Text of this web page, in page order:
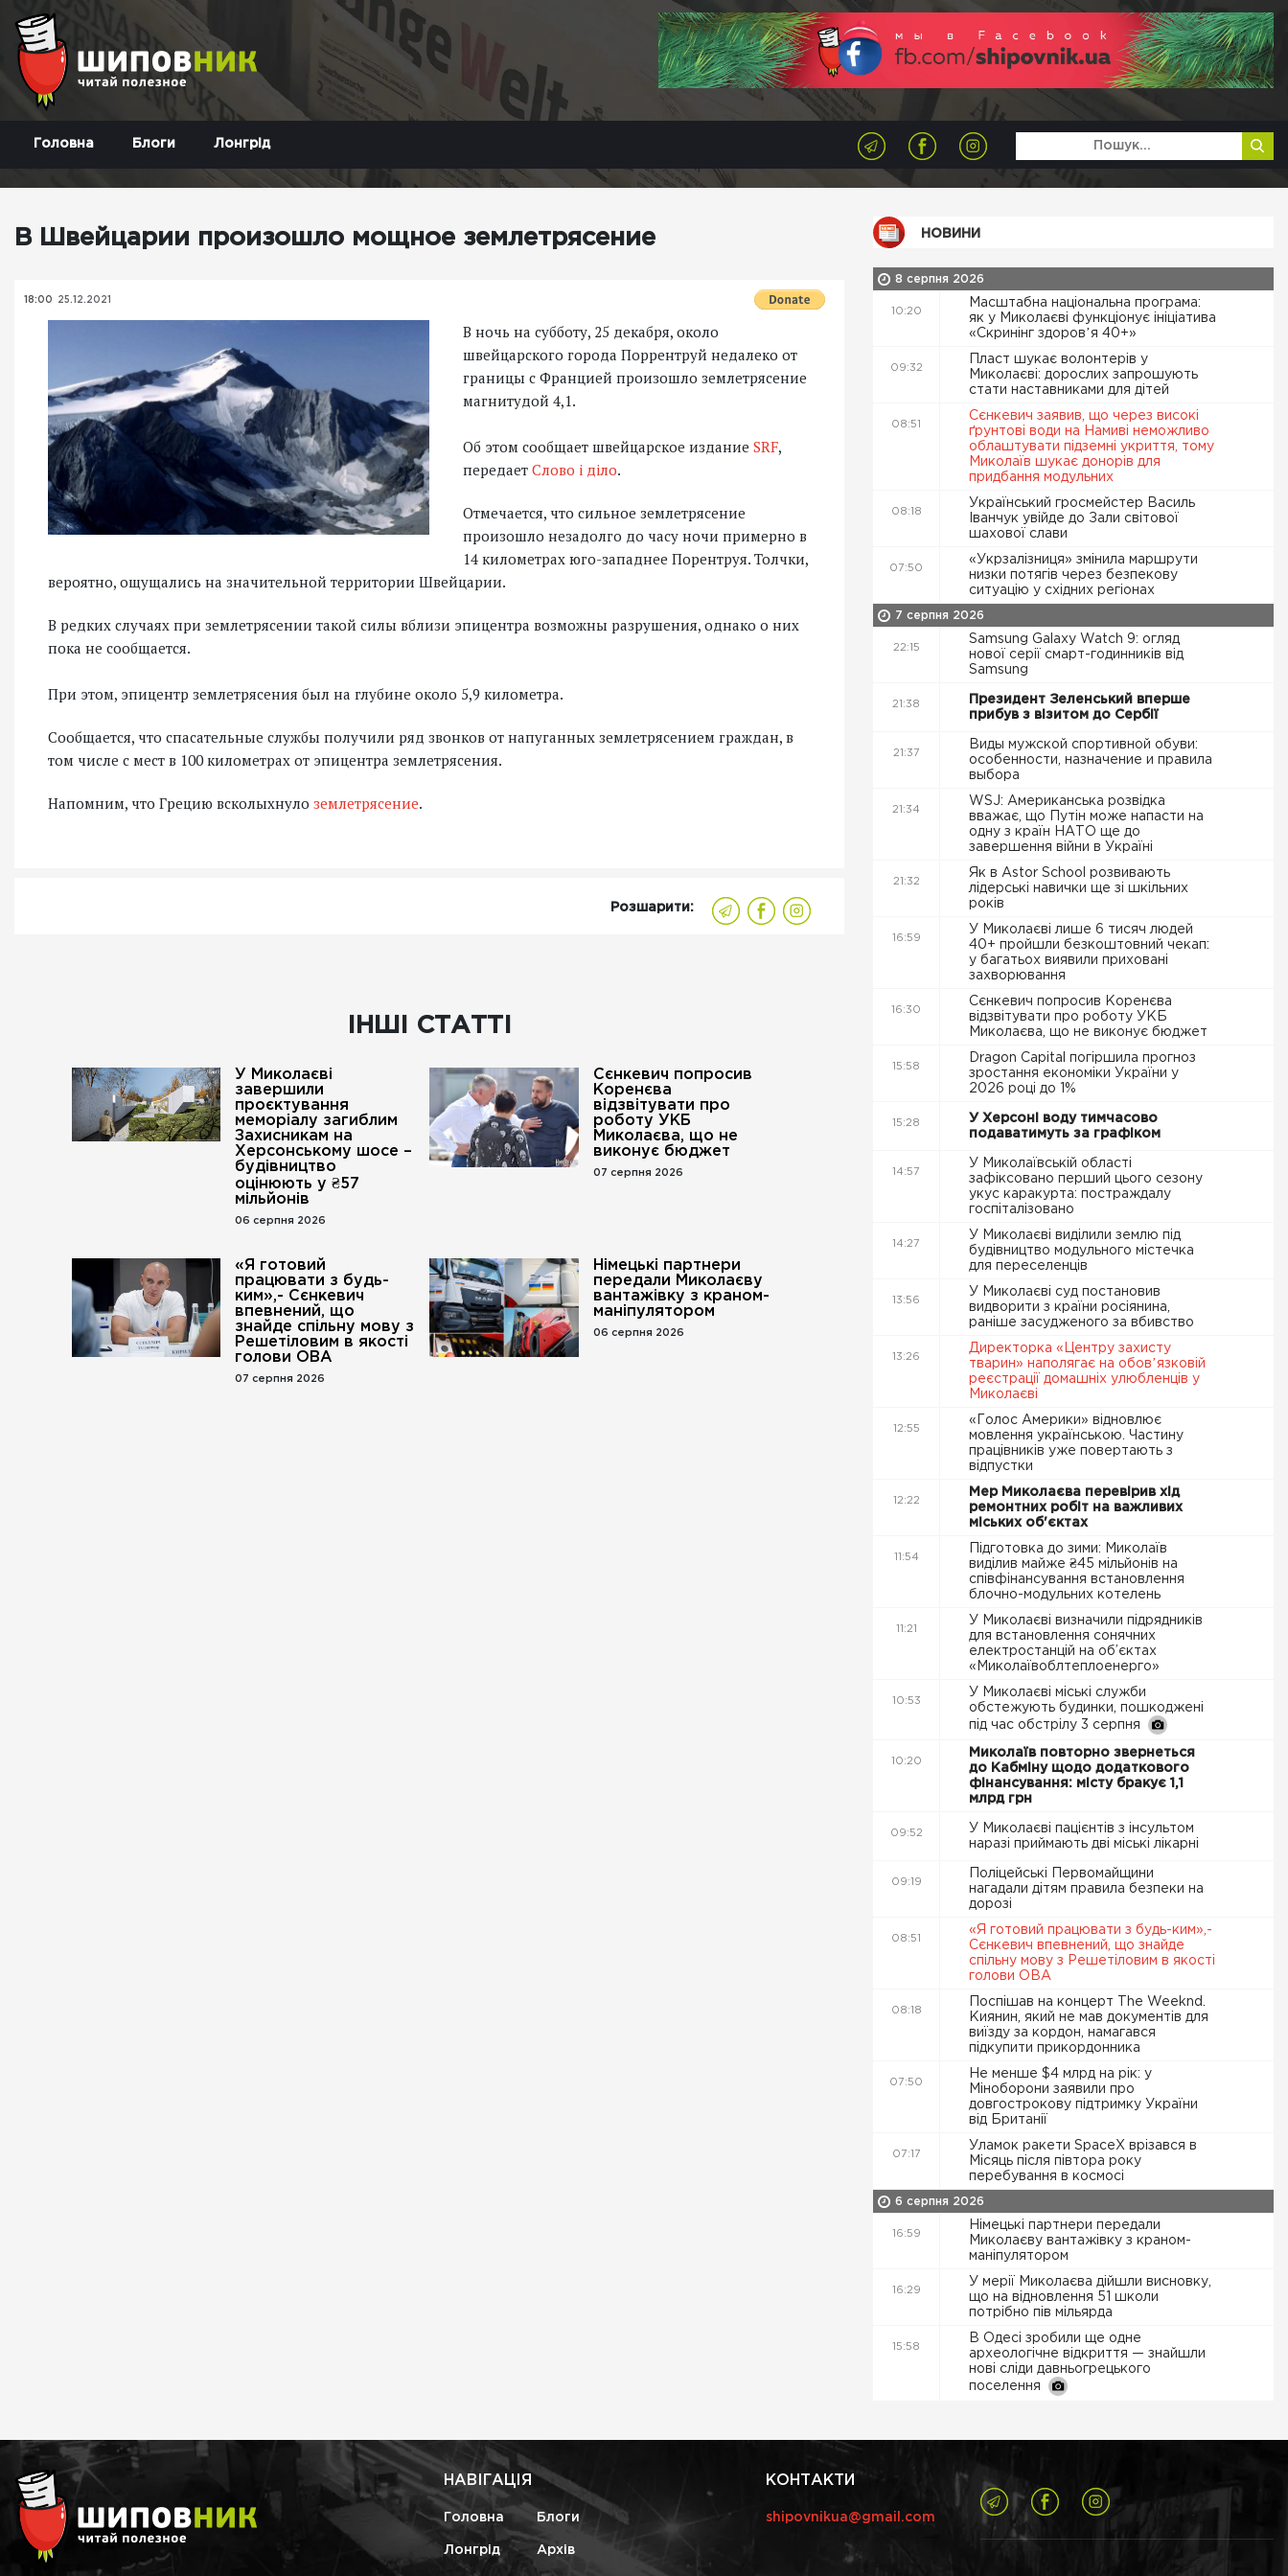
Головна Блоги Лонгрід
В Швейцарии произошло мощное землетрясение
18:00 25.12.2021
В ночь на субботу, 25 декабря, около
швейцарского города Поррентруй недалеко от
границы с Францией произошло землетрясение
магнитудой 4,1.
Об этом сообщает швейцарское издание SRF,
передает Слово і діло.
Отмечается, что сильное землетрясение
произошло незадолго до часу ночи примерно в
14 километрах юго-западнее Порентруя. Толчки,
вероятно, ощущались на значительной территории Швейцарии.
В редких случаях при землетрясении такой силы вблизи эпицентра возможны разрушения, однако о них
пока не сообщается.
При этом, эпицентр землетрясения был на глубине около 5,9 километра.
Сообщается, что спасательные службы получили ряд звонков от напуганных землетрясением граждан, в
том числе с мест в 100 километрах от эпицентра землетрясения.
Напомним, что Грецию всколыхнуло землетрясение.
Розшарити:
ІНШІ СТАТТІ
У Миколаєві
завершили
проєктування
меморіалу загиблим
Захисникам на
Херсонському шосе –
будівництво
оцінюють у ₴57
мільйонів
06 серпня 2026
Сєнкевич попросив
Коренєва
відзвітувати про
роботу УКБ
Миколаєва, що не
виконує бюджет
07 серпня 2026
«Я готовий
працювати з будь-
ким»,- Сєнкевич
впевнений, що
знайде спільну мову з
Решетіловим в якості
голови ОВА
07 серпня 2026
Німецькі партнери
передали Миколаєву
вантажівку з краном-
маніпулятором
06 серпня 2026
НОВИНИ
8 серпня 2026
10:20
Масштабна національна програма:
як у Миколаєві функціонує ініціатива
«Скринінг здоровʼя 40+»
09:32
Пласт шукає волонтерів у
Миколаєві: дорослих запрошують
стати наставниками для дітей
08:51
Сєнкевич заявив, що через високі
ґрунтові води на Намиві неможливо
облаштувати підземні укриття, тому
Миколаїв шукає донорів для
придбання модульних
08:18
Український гросмейстер Василь
Іванчук увійде до Зали світової
шахової слави
07:50
«Укрзалізниця» змінила маршрути
низки потягів через безпекову
ситуацію у східних регіонах
7 серпня 2026
22:15
Samsung Galaxy Watch 9: огляд
нової серії смарт-годинників від
Samsung
21:38
Президент Зеленський вперше
прибув з візитом до Сербії
21:37
Виды мужской спортивной обуви:
особенности, назначение и правила
выбора
21:34
WSJ: Американська розвідка
вважає, що Путін може напасти на
одну з країн НАТО ще до
завершення війни в Україні
21:32
Як в Astor School розвивають
лідерські навички ще зі шкільних
років
16:59
У Миколаєві лише 6 тисяч людей
40+ пройшли безкоштовний чекап:
у багатьох виявили приховані
захворювання
16:30
Сєнкевич попросив Коренєва
відзвітувати про роботу УКБ
Миколаєва, що не виконує бюджет
15:58
Dragon Capital погіршила прогноз
зростання економіки України у
2026 році до 1%
15:28
У Херсоні воду тимчасово
подаватимуть за графіком
14:57
У Миколаївській області
зафіксовано перший цього сезону
укус каракурта: постраждалу
госпіталізовано
14:27
У Миколаєві виділили землю під
будівництво модульного містечка
для переселенців
13:56
У Миколаєві суд постановив
видворити з країни росіянина,
раніше засудженого за вбивство
13:26
Директорка «Центру захисту
тварин» наполягає на обовʼязковій
реєстрації домашніх улюбленців у
Миколаєві
12:55
«Голос Америки» відновлює
мовлення українською. Частину
працівників уже повертають з
відпустки
12:22
Мер Миколаєва перевірив хід
ремонтних робіт на важливих
міських об'єктах
11:54
Підготовка до зими: Миколаїв
виділив майже ₴45 мільйонів на
співфінансування встановлення
блочно-модульних котелень
11:21
У Миколаєві визначили підрядників
для встановлення сонячних
електростанцій на об’єктах
«Миколаївоблтеплоенерго»
10:53
У Миколаєві міські служби
обстежують будинки, пошкоджені
під час обстрілу 3 серпня
10:20
Миколаїв повторно звернеться
до Кабміну щодо додаткового
фінансування: місту бракує 1,1
млрд грн
09:52
У Миколаєві пацієнтів з інсультом
наразі приймають дві міські лікарні
09:19
Поліцейські Первомайщини
нагадали дітям правила безпеки на
дорозі
08:51
«Я готовий працювати з будь-ким»,-
Сєнкевич впевнений, що знайде
спільну мову з Решетіловим в якості
голови ОВА
08:18
Поспішав на концерт The Weeknd.
Киянин, який не мав документів для
виїзду за кордон, намагався
підкупити прикордонника
07:50
Не менше $4 млрд на рік: у
Міноборони заявили про
довгострокову підтримку України
від Британії
07:17
Уламок ракети SpaceX врізався в
Місяць після півтора року
перебування в космосі
6 серпня 2026
16:59
Німецькі партнери передали
Миколаєву вантажівку з краном-
маніпулятором
16:29
У мерії Миколаєва дійшли висновку,
що на відновлення 51 школи
потрібно пів мільярда
15:58
В Одесі зробили ще одне
археологічне відкриття — знайшли
нові сліди давньогрецького
поселення
НАВІГАЦІЯ
Головна Блоги
Лонгрід Архів
КОНТАКТИ
shipovnikua@gmail.com